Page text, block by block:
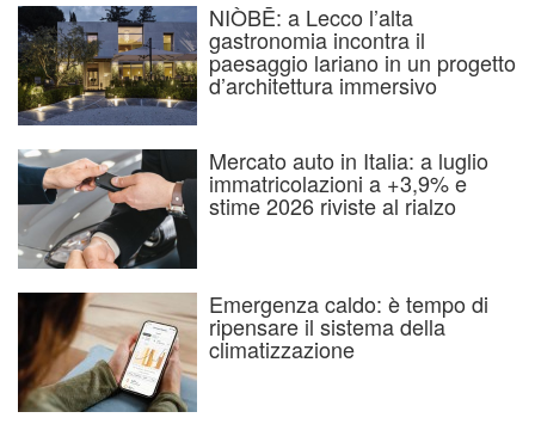
NIÒBĒ: a Lecco l’alta
gastronomia incontra il
paesaggio lariano in un progetto
d’architettura immersivo
Mercato auto in Italia: a luglio
immatricolazioni a +3,9% e
stime 2026 riviste al rialzo
Emergenza caldo: è tempo di
ripensare il sistema della
climatizzazione